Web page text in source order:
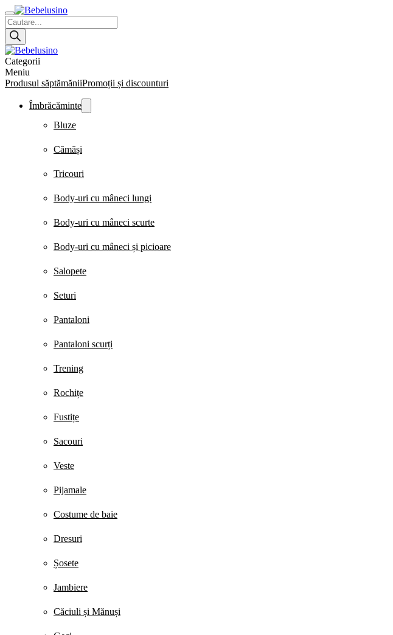
Products
search
Categorii
Meniu
Produsul săptămăniiPromoții și discounturi
Îmbrăcăminte
Bluze
Cămăși
Tricouri
Body-uri cu mâneci lungi
Body-uri cu mâneci scurte
Body-uri cu mâneci și picioare
Salopete
Seturi
Pantaloni
Pantaloni scurți
Trening
Rochițe
Fustițe
Sacouri
Veste
Pijamale
Costume de baie
Dresuri
Șosete
Jambiere
Căciuli și Mănuși